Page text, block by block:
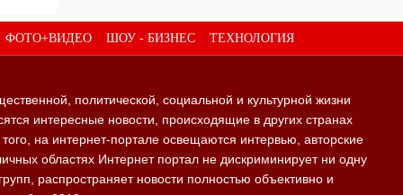
ФОТО+ВИДЕО ШОУ - БИЗНЕС ТЕХНОЛОГИЯ
политической, социальной и культурной жизни
интересные новости, происходящие в других странах
на интернет-портале освещаются интервью, авторские
областях Интернет портал не дискриминирует ни одну
распространяет новости полностью объективно и